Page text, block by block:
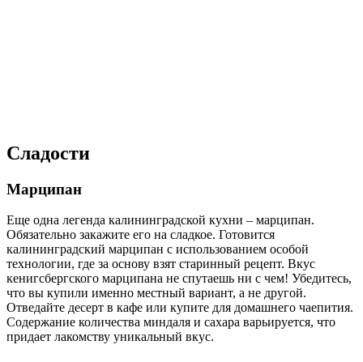
Сладости
Марципан
Еще одна легенда калининградской кухни – марципан.
Обязательно закажите его на сладкое. Готовится
калининградский марципан с использованием особой
технологии, где за основу взят старинный рецепт. Вкус
кенигсбергского марципана не спутаешь ни с чем! Убедитесь,
что вы купили именно местный вариант, а не другой.
Отведайте десерт в кафе или купите для домашнего чаепития.
Содержание количества миндаля и сахара варьируется, что
придает лакомству уникальный вкус.